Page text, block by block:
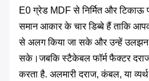
E0 ग्रेड MDF से निर्मित और टिकाऊ
समान आकार के चार डिब्बे हैं ताकि
से अलग किया जा सके और उन्हें उलझन
सके।जबकि स्टैकेबल फॉर्म फैक्टर
करता है. अलमारी दराज, कंबल, या